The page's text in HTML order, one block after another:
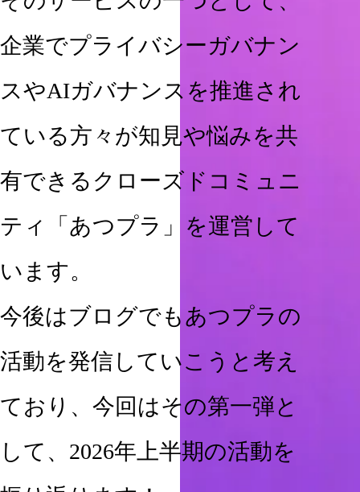
企業でプライバシーガバナン
スやAIガバナンスを推進され
ている方々が知見や悩みを共
有できるクローズドコミュニ
ティ「あつプラ」を運営して
います。
今後はブログでもあつプラの
活動を発信していこうと考え
ており、今回はその第一弾と
して、2026年上半期の活動を